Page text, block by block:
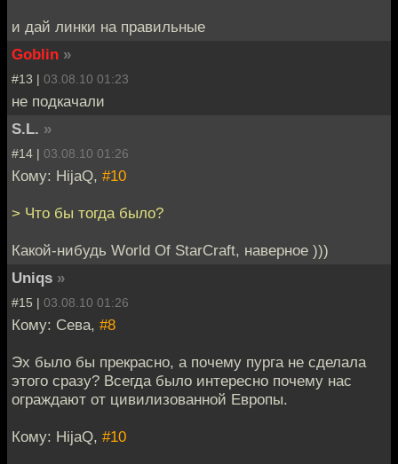
и дай линки на правильные
Goblin »
#13 | 03.08.10 01:23
не подкачали
S.L. »
#14 | 03.08.10 01:26
Кому: HijaQ, #10
> Что бы тогда было?
Какой-нибудь World Of StarСraft, наверное )))
Uniqs »
#15 | 03.08.10 01:26
Кому: Сева, #8
Эх было бы прекрасно, а почему пурга не сделала
этого сразу? Всегда было интересно почему нас
ограждают от цивилизованной Европы.
Кому: HijaQ, #10